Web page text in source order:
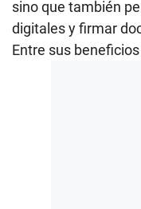
sino que también
digitales y firmar
Entre sus